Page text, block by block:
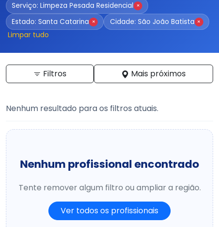
Serviço: Limpeza Pesada Residencial ×
Estado: Santa Catarina × Cidade: São João Batista ×
Limpar tudo
Filtros Mais próximos
Nenhum resultado para os filtros atuais.
Nenhum profissional encontrado
Tente remover algum filtro ou ampliar a região.
Ver todos os profissionais